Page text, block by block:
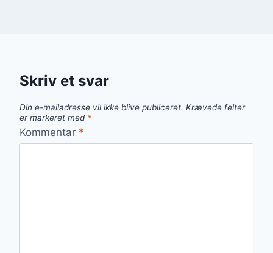
Skriv et svar
Din e-mailadresse vil ikke blive publiceret. Krævede felter
er markeret med *
Kommentar *